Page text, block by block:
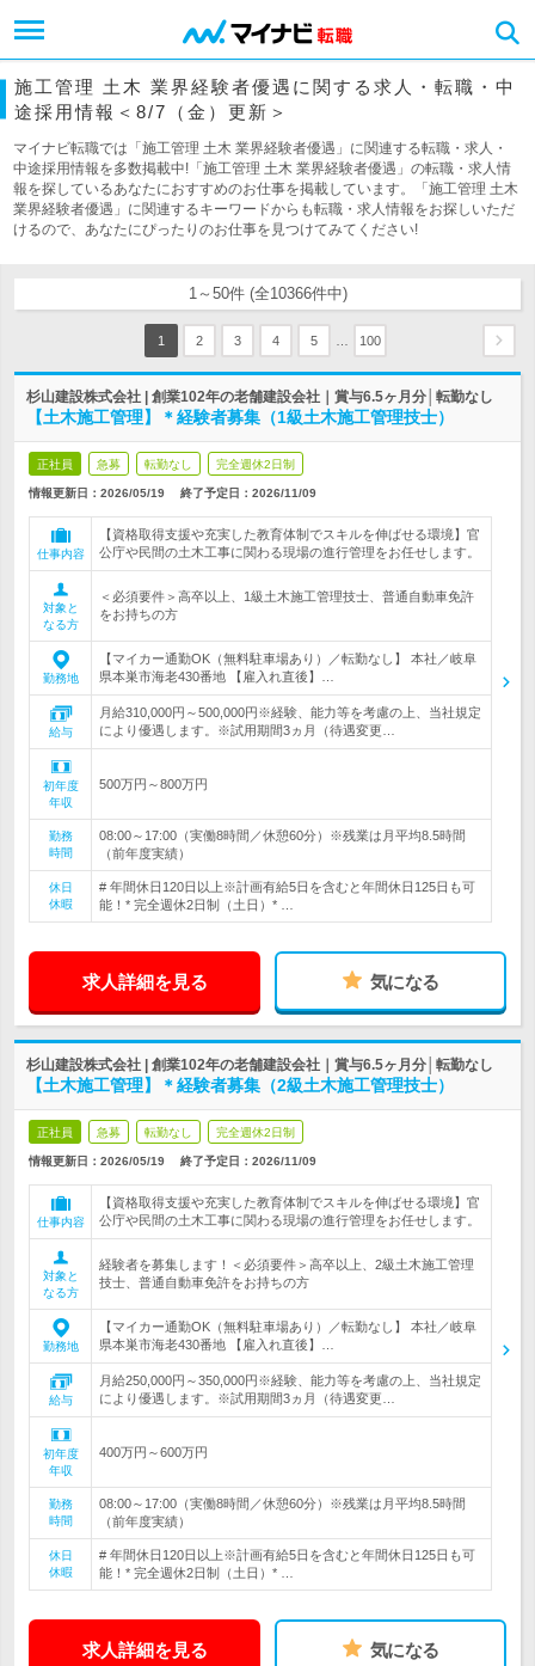
施工管理 土木 業界経験者優遇に関する求人・転職・中
途採用情報＜8/7（金）更新＞
マイナビ転職では「施工管理 土木 業界経験者優遇」に関連する転職・求人・
中途採用情報を多数掲載中!「施工管理 土木 業界経験者優遇」の転職・求人情
報を探しているあなたにおすすめのお仕事を掲載しています。「施工管理 土木
業界経験者優遇」に関連するキーワードからも転職・求人情報をお探しいただ
けるので、あなたにぴったりのお仕事を見つけてみてください!
1～50件 (全10366件中)
1 2 3 4 5 100
杉山建設株式会社 | 創業102年の老舗建設会社｜賞与6.5ヶ月分│転勤なし
【土木施工管理】＊経験者募集（1級土木施工管理技士）
正社員 急募 転勤なし 完全週休2日制
情報更新日：2026/05/19 終了予定日： 2026/11/09
仕事内容
【資格取得支援や充実した教育体制でスキルを伸ばせる環境】官
公庁や民間の土木工事に関わる現場の進行管理をお任せします。
対象と
なる方
＜必須要件＞高卒以上、1級土木施工管理技士、普通自動車免許
をお持ちの方
勤務地
【マイカー通勤OK（無料駐車場あり）／転勤なし】 本社／岐阜
県本巣市海老430番地 【雇入れ直後】…
給与
月給310,000円～500,000円※経験、能力等を考慮の上、当社規定
により優遇します。※試用期間3ヵ月（待遇変更…
初年度
年収
500万円～800万円
勤務
時間
08:00～17:00（実働8時間／休憩60分）※残業は月平均8.5時間
（前年度実績）
休日
休暇
# 年間休日120日以上※計画有給5日を含むと年間休日125日も可
能！* 完全週休2日制（土日）* …
求人詳細を見る 気になる
杉山建設株式会社 | 創業102年の老舗建設会社｜賞与6.5ヶ月分│転勤なし
【土木施工管理】＊経験者募集（2級土木施工管理技士）
正社員 急募 転勤なし 完全週休2日制
情報更新日：2026/05/19 終了予定日： 2026/11/09
仕事内容
【資格取得支援や充実した教育体制でスキルを伸ばせる環境】官
公庁や民間の土木工事に関わる現場の進行管理をお任せします。
対象と
なる方
経験者を募集します！＜必須要件＞高卒以上、2級土木施工管理
技士、普通自動車免許をお持ちの方
勤務地
【マイカー通勤OK（無料駐車場あり）／転勤なし】 本社／岐阜
県本巣市海老430番地 【雇入れ直後】…
給与
月給250,000円～350,000円※経験、能力等を考慮の上、当社規定
により優遇します。※試用期間3ヵ月（待遇変更…
初年度
年収
400万円～600万円
勤務
時間
08:00～17:00（実働8時間／休憩60分）※残業は月平均8.5時間
（前年度実績）
休日
休暇
# 年間休日120日以上※計画有給5日を含むと年間休日125日も可
能！* 完全週休2日制（土日）* …
求人詳細を見る 気になる